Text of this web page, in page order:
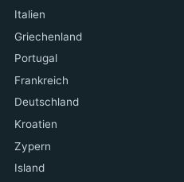
Italien
Griechenland
Portugal
Frankreich
Deutschland
Kroatien
Zypern
Island